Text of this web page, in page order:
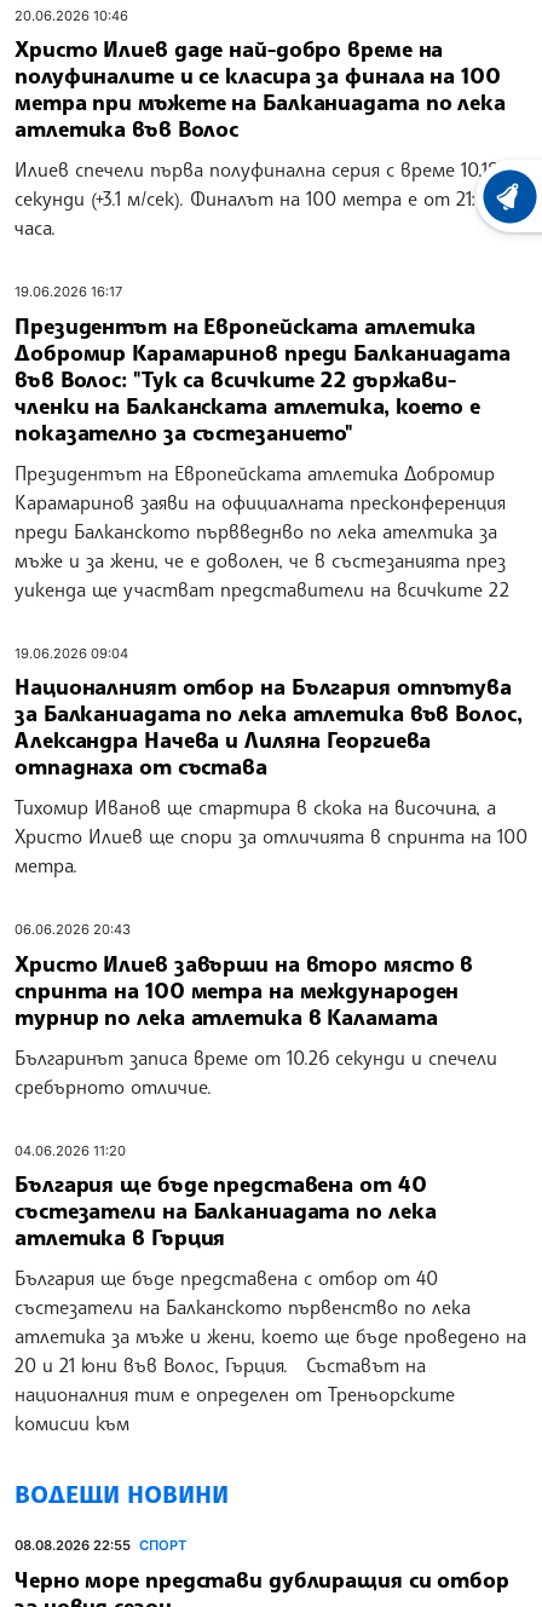
20.06.2026 10:46
Христо Илиев даде най-добро време на
полуфиналите и се класира за финала на 100
метра при мъжете на Балканиадата по лека
атлетика във Волос
Илиев спечели първа полуфинална серия с време 10.18
секунди (+3.1 м/сек). Финалът на 100 метра е от 21:10
часа.
19.06.2026 16:17
Президентът на Европейската атлетика
Добромир Карамаринов преди Балканиадата
във Волос: "Тук са всичките 22 държави-
членки на Балканската атлетика, което е
показателно за състезанието"
Президентът на Европейската атлетика Добромир
Карамаринов заяви на официалната пресконференция
преди Балканското първведнво по лека ателтика за
мъже и за жени, че е доволен, че в състезанията през
уикенда ще участват представители на всичките 22
19.06.2026 09:04
Националният отбор на България отпътува
за Балканиадата по лека атлетика във Волос,
Александра Начева и Лиляна Георгиева
отпаднаха от състава
Тихомир Иванов ще стартира в скока на височина, а
Христо Илиев ще спори за отличията в спринта на 100
метра.
06.06.2026 20:43
Христо Илиев завърши на второ място в
спринта на 100 метра на международен
турнир по лека атлетика в Каламата
Българинът записа време от 10.26 секунди и спечели
сребърното отличие.
04.06.2026 11:20
България ще бъде представена от 40
състезатели на Балканиадата по лека
атлетика в Гърция
България ще бъде представена с отбор от 40
състезатели на Балканското първенство по лека
атлетика за мъже и жени, което ще бъде проведено на
20 и 21 юни във Волос, Гърция. Съставът на
националния тим е определен от Треньорските
комисии към
ВОДЕЩИ НОВИНИ
08.08.2026 22:55 СПОРТ
Черно море представи дублиращия си отбор